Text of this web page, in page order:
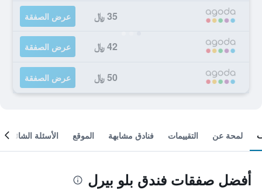
35 ﷼ عرض الصفقة
42 ﷼ عرض الصفقة
50 ﷼ عرض الصفقة
لمحة عن التقييمات فنادق مشابهة الموقع الأسئلة الشائعة
أفضل صفقات فندق بلو بيرل